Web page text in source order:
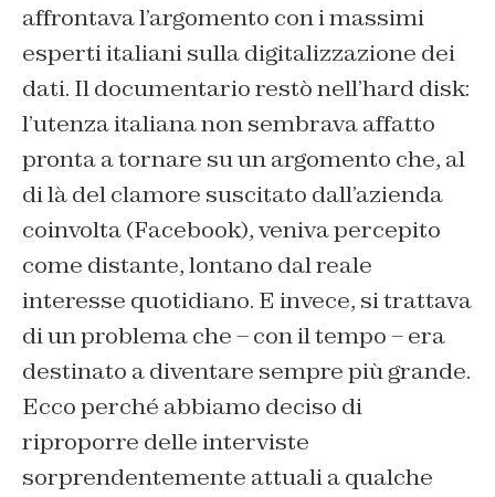
affrontava l’argomento con i massimi
esperti italiani sulla digitalizzazione dei
dati. Il documentario restò nell’hard disk:
l’utenza italiana non sembrava affatto
pronta a tornare su un argomento che, al
di là del clamore suscitato dall’azienda
coinvolta (Facebook), veniva percepito
come distante, lontano dal reale
interesse quotidiano. E invece, si trattava
di un problema che – con il tempo – era
destinato a diventare sempre più grande.
Ecco perché abbiamo deciso di
riproporre delle interviste
sorprendentemente attuali a qualche